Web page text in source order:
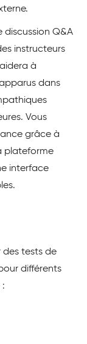
discussion Q&A
instructeurs
à
dans
Vous
grâce à
plateforme
interface
des tests de
différents
: